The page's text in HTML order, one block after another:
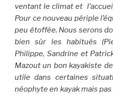
ventant le climat et
Pour ce nouveau périple
peu étoffée. Nous serons
bien sûr les habitués
Philippe, Sandrine et
Mazout un bon kayakiste
utile dans certaines
néophyte en kayak mais